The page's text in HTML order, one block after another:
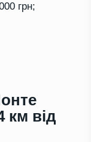
грн;
км від